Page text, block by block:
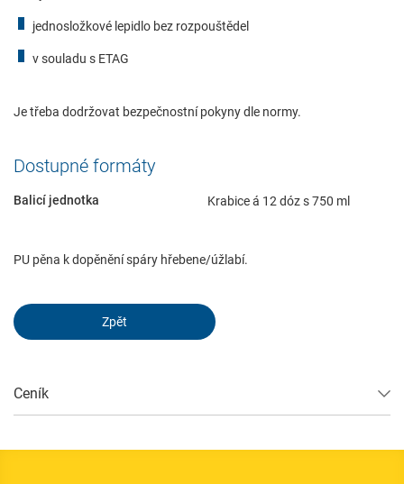
jednosložkové lepidlo bez rozpouštědel
v souladu s ETAG
Je třeba dodržovat bezpečnostní pokyny dle normy.
Dostupné formáty
Balicí jednotka Krabice á 12 dóz s 750 ml
PU pěna k dopěnění spáry hřebene/úžlabí.
Zpět
Ceník
Požadované
Tyto údaje jsou nezbytné pro základní funkce webových
Externí obsah je zde povolen, pokud je důležitý pro náš pracovní
Consent Information
Includes resources that make external content available on the